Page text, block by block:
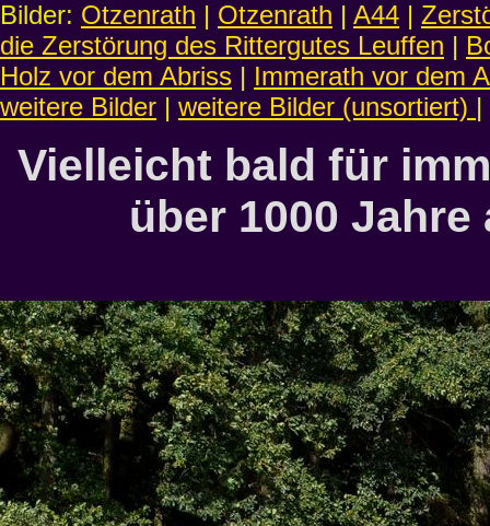
Bilder: Otzenrath | Otzenrath | A44 |
die Zerstörung des Rittergutes Leuffen |
Holz vor dem Abriss | Immerath vor dem
weitere Bilder | weitere Bilder (unsortiert)
Vielleicht bald für
über 1000